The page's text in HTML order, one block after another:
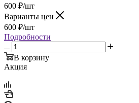
600 ₽/шт
Варианты цен
600 ₽/шт
Подробности
В корзину
Акция